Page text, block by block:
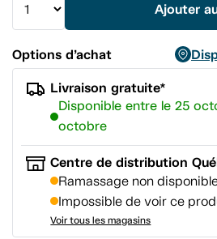
Ajouter
Options d’achat
Livraison gratuite*
Disponible entre le 25
octobre
Centre de distribution
Ramassage non
Impossible de voir ce
Voir tous les magasins